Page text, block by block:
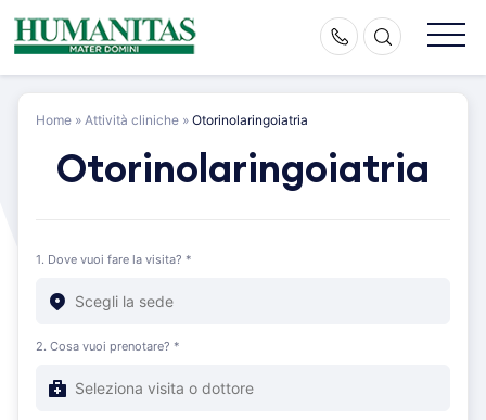
Skip
to
Home » Attività cliniche » Otorinolaringoiatria
Otorinolaringoiatria
1. Dove vuoi fare la visita? *
2. Cosa vuoi prenotare? *